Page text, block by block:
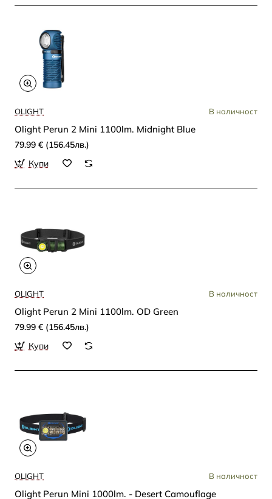
OLIGHT В наличност
Olight Perun 2 Mini 1100lm. Midnight Blue
79.99 € (156.45лв.)
Купи
OLIGHT В наличност
Olight Perun 2 Mini 1100lm. OD Green
79.99 € (156.45лв.)
Купи
OLIGHT В наличност
Olight Perun Mini 1000lm. - Desert Camouflage